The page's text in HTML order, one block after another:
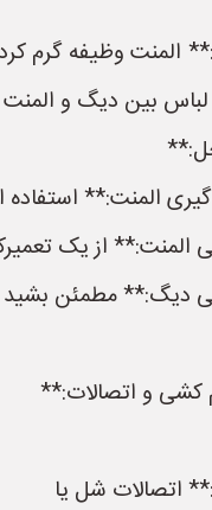
المنت وظیفه گرم
لباس بین دیگ و
المنت:** استفاده
از یک
دیگ:** مطمئن بشید
اتصالات شل یا